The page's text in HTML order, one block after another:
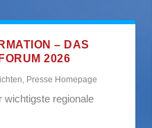
– DAS
2026
, Presse Homepage
wichtigste regionale